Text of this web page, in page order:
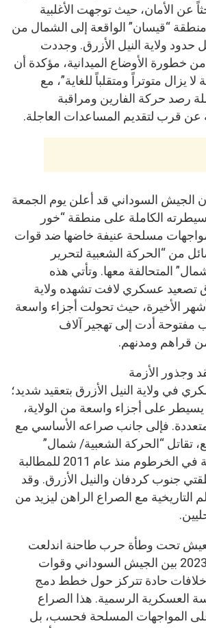
عن الأمان، حيث توجهت الأغلبية
“قيسان” الواقعة إلى الشمال من
حدود ولاية النيل الأزرق. وجددت
من خطورة الأوضاع الميدانية، مؤكدة أن
يزال متوتراً ومتقلباً للغاية”، مع
رصد حركة الفارين ومراقبة
عن قرب لتقديم المساعدات العاجلة.
الجيش السوداني قد أعلن يوم الجمعة
الكاملة على منطقة “خور
مسلحة عنيفة خاضها ضد قوات
من “الحركة الشعبية لتحرير
المتحالفة معها. وتأتي هذه
تصعيد عسكري لافت تشهده ولاية
الأخيرة، حيث تحولت أجزاء واسعة
مفتوحة أدت إلى تهجير آلاف
قراهم ومدنهم.
وجذور الأزمة
في ولاية النيل الأزرق بتعقيد شديد؛
على أجزاء واسعة من الولاية،
فإلى جانب صراعه الأساسي مع
تقاتل “الحركة الشعبية/ شمال”
الحكومات المتعاقبة في الخرطوم منذ عام 2011 للمطالبة
جنوب كردفان والنيل الأزرق. وقد
التاريخية مع الصراع الراهن ليزيد من
تحت وطأة حرب طاحنة اندلعت
منذ منتصف أبريل 2023 بين الجيش السوداني وقوات
خلافات حادة تتركز حول خطط دمج
العسكرية الرسمية. هذا الصراع
المواجهات المسلحة فحسب، بل